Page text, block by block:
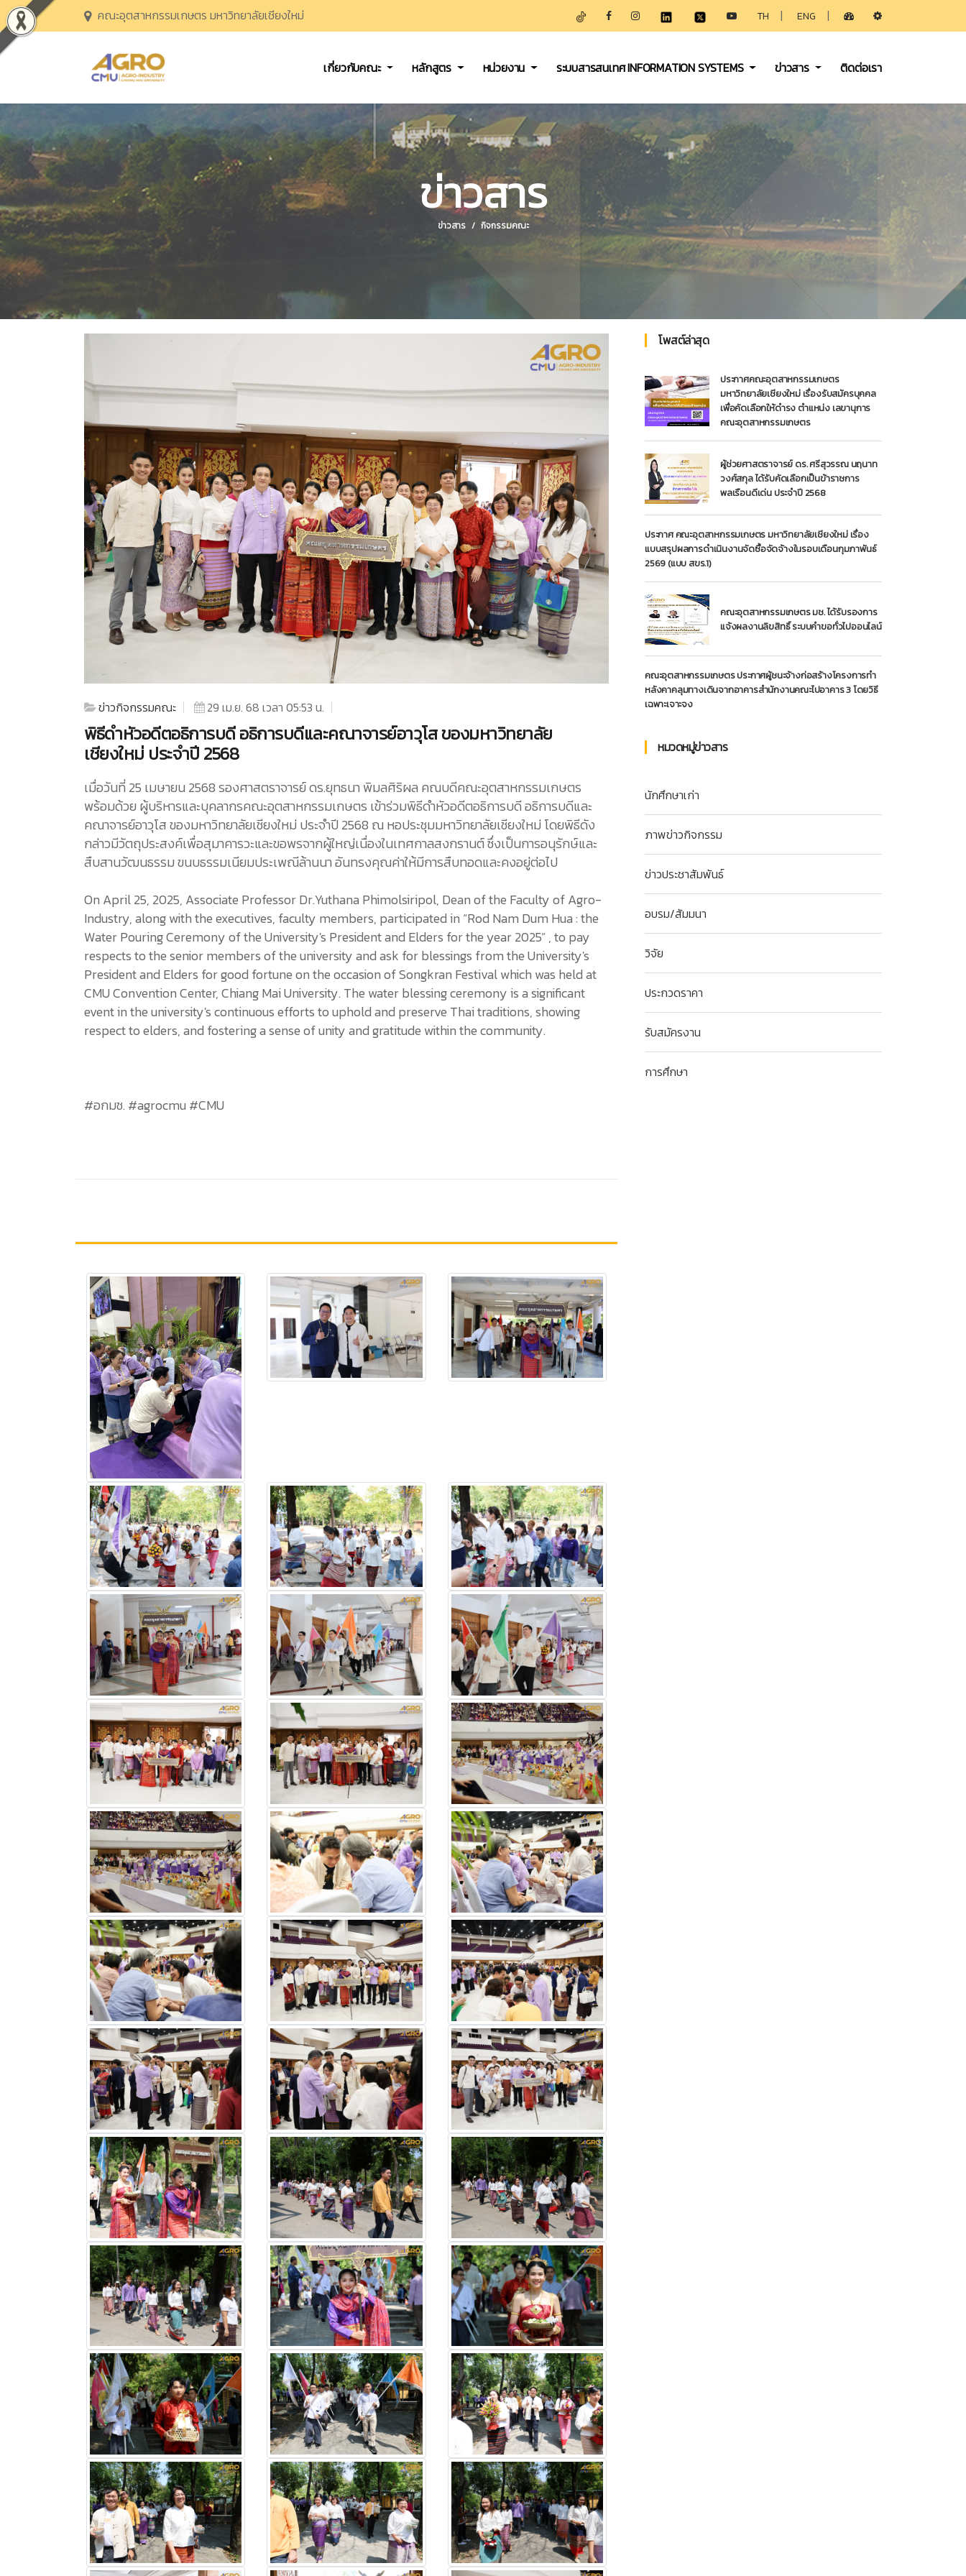
คณะอุตสาหกรรมเกษตร มหาวิทยาลัยเชียงใหม่ TH | ENG |
เกี่ยวกับคณะ หลักสูตร หน่วยงาน ระบบสารสนเทศ INFORMATION SYSTEMS ข่าวสาร ติดต่อเรา
ข่าวสาร
ข่าวสาร กิจกรรมคณะ
ข่าวกิจกรรมคณะ 29 เม.ย. 68 เวลา 05:53 น.
พิธีดำหัวอดีตอธิการบดี อธิการบดีและคณาจารย์อาวุโส ของมหาวิทยาลัย
เชียงใหม่ ประจำปี 2568
เมื่อวันที่ 25 เมษายน 2568 รองศาสตราจารย์ ดร.ยุทธนา พิมลศิริผล คณบดีคณะอุตสาหกรรมเกษตร
พร้อมด้วย ผู้บริหารและบุคลากรคณะอุตสาหกรรมเกษตร เข้าร่วมพิธีดำหัวอดีตอธิการบดี อธิการบดีและ
คณาจารย์อาวุโส ของมหาวิทยาลัยเชียงใหม่ ประจำปี 2568 ณ หอประชุมมหาวิทยาลัยเชียงใหม่ โดยพิธีดัง
กล่าวมีวัตถุประสงค์เพื่อสุมาคารวะและขอพรจากผู้ใหญ่เนื่องในเทศกาลสงกรานต์ ซึ่งเป็นการอนุรักษ์และ
สืบสานวัฒนธรรม ขนบธรรมเนียมประเพณีล้านนา อันทรงคุณค่าให้มีการสืบทอดและคงอยู่ต่อไป
On April 25, 2025, Associate Professor Dr.Yuthana Phimolsiripol, Dean of the Faculty of Agro-
Industry, along with the executives, faculty members, participated in “Rod Nam Dum Hua : the
Water Pouring Ceremony of the University's President and Elders for the year 2025” , to pay
respects to the senior members of the university and ask for blessings from the University's
President and Elders for good fortune on the occasion of Songkran Festival which was held at
CMU Convention Center, Chiang Mai University. The water blessing ceremony is a significant
event in the university's continuous efforts to uphold and preserve Thai traditions, showing
respect to elders, and fostering a sense of unity and gratitude within the community.
#อกมช. #agrocmu #CMU
โพสต์ล่าสุด
ประกาศคณะอุตสาหกรรมเกษตร
มหาวิทยาลัยเชียงใหม่ เรื่องรับสมัครบุคคล
เพื่อคัดเลือกให้ดำรง ตำแหน่ง เลขานุการ
คณะอุตสาหกรรมเกษตร
ผู้ช่วยศาสตราจารย์ ดร. ศรีสุวรรณ นฤนาท
วงศ์สกุล ได้รับคัดเลือกเป็นข้าราชการ
พลเรือนดีเด่น ประจำปี 2568
ประกาศ คณะอุตสาหกรรมเกษตร มหาวิทยาลัยเชียงใหม่ เรื่อง
แบบสรุปผลการดำเนินงานจัดซื้อจัดจ้างในรอบเดือนกุมภาพันธ์
2569 (แบบ สขร.1)
คณะอุตสาหกรรมเกษตร มช. ได้รับรองการ
แจ้งผลงานลิขสิทธิ์ ระบบคำขอทั่วไปออนไลน์
คณะอุตสาหกรรมเกษตร ประกาศผู้ชนะจ้างก่อสร้างโครงการทำ
หลังคาคลุมทางเดินจากอาคารสำนักงานคณะไปอาคาร 3 โดยวิธี
เฉพาะเจาะจง
หมวดหมู่ข่าวสาร
นักศึกษาเก่า
ภาพข่าวกิจกรรม
ข่าวประชาสัมพันธ์
อบรม/สัมมนา
วิจัย
ประกวดราคา
รับสมัครงาน
การศึกษา